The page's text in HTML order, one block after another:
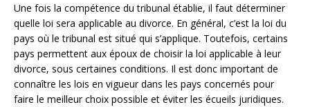
Une fois la compétence du tribunal établie, il faut déterminer
quelle loi sera applicable au divorce. En général, c’est la loi du
pays où le tribunal est situé qui s’applique. Toutefois, certains
pays permettent aux époux de choisir la loi applicable à leur
divorce, sous certaines conditions. Il est donc important de
connaître les lois en vigueur dans les pays concernés pour
faire le meilleur choix possible et éviter les écueils juridiques.